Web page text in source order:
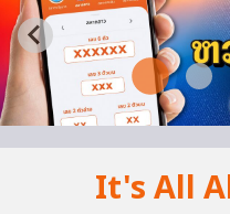
It's All